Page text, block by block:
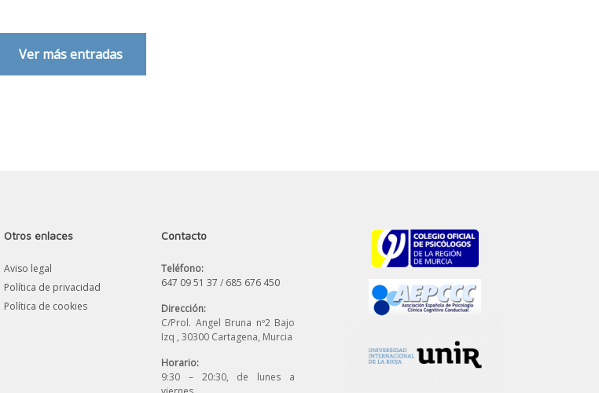
Ver más entradas
Otros enlaces
Aviso legal
Política de privacidad
Política de cookies
Contacto
Teléfono:
647 09 51 37 / 685 676 450
Dirección:
C/Prol. Angel Bruna nº2 Bajo
Izq , 30300 Cartagena, Murcia
Horario:
9:30 – 20:30, de lunes a